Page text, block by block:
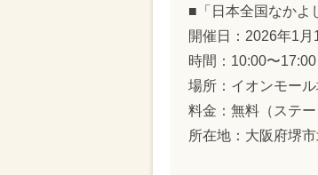
■「日本全国なかよ
開催日：2026年1月
時間：10:00〜
場所：イオンモー
料金：無料（ステー
所在地：大阪府堺